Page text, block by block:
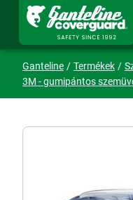
Ganteline Termékek
3M - gumipántos